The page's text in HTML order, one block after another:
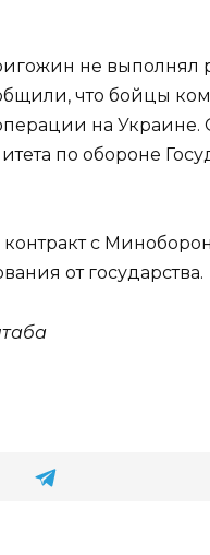
не
что бойцы
на Украине.
по обороне
с
от государства.